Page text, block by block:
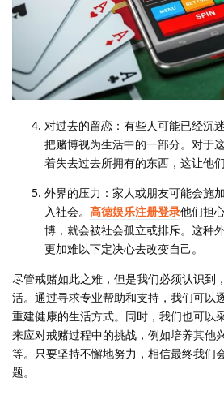
对过去的留恋：有些人可能已经沉
把赌博视为生活中的一部分。对于
着失去过去所拥有的东西，这让他
外界的压力：家人或朋友可能会施
入社会。 高德娱乐注册登录他们担
博，就会被社会孤立或排斥。这种
更加难以下定决心去改变自己。
尽管戒赌如此之难，但是我们必须认识到
活。通过寻求专业帮助和支持，我们可以
重建健康的生活方式。同时，我们也可以
来应对戒赌过程中的挑战，例如培养其他
等。只要坚持不懈地努力，相信最终我们
题。